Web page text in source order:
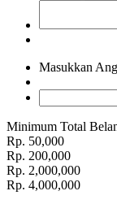
Masukkan
Minimum Total
Rp. 50,000
Rp. 200,000
Rp. 2,000,000
Rp. 4,000,000